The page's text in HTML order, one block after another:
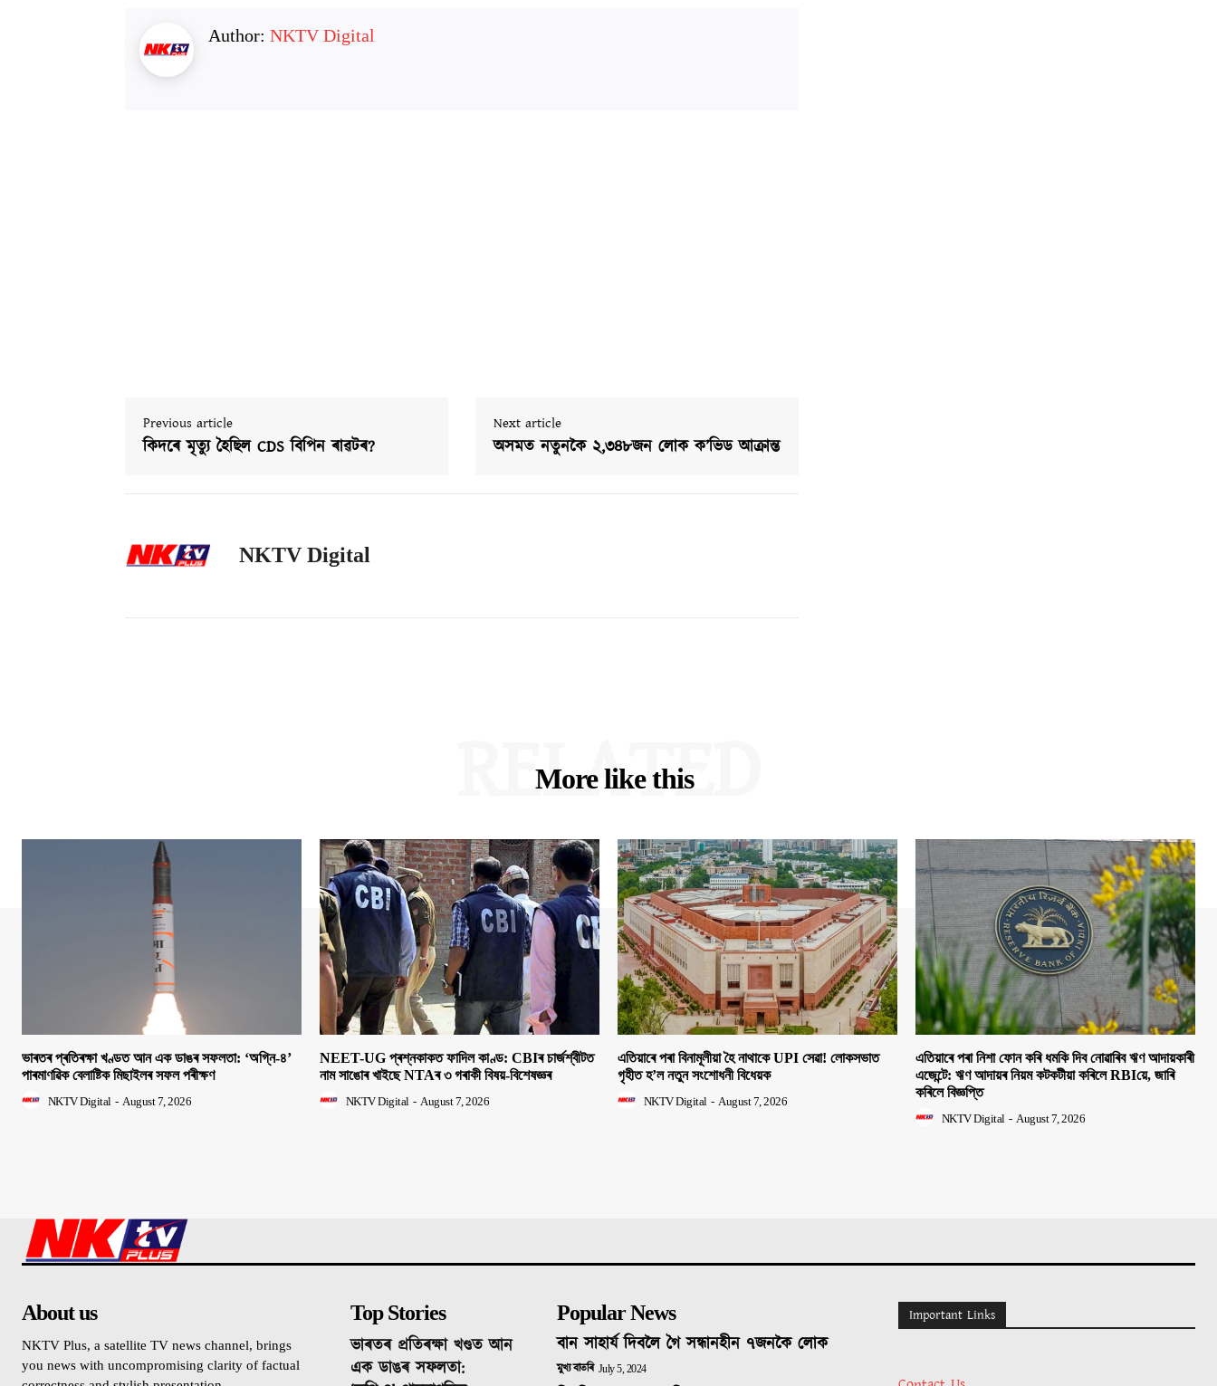
Author: NKTV Digital
Previous article
কিদৰে মৃত্যু হৈছিল CDS বিপিন ৰাৱটৰ?
Next article
অসমত নতুনকৈ ২,৩৪৮জন লোক ক’ভিড আক্ৰান্ত
NKTV Digital
More like this
RELATED
ভাৰতৰ প্ৰতিৰক্ষা খণ্ডত আন এক ডাঙৰ সফলতা: ‘অগ্নি-৪’
পাৰমাণৱিক বেলাষ্টিক মিছাইলৰ সফল পৰীক্ষণ
NKTV Digital - August 7, 2026
NEET-UG প্ৰশ্নকাকত ফাদিল কাণ্ড: CBIৰ চাৰ্জশ্বীটত
নাম সাঙোৰ খাইছে NTAৰ ৩ গৰাকী বিষয়-বিশেষজ্ঞৰ
NKTV Digital - August 7, 2026
এতিয়াৰে পৰা বিনামূলীয়া হৈ নাথাকে UPI সেৱা! লোকসভাত
গৃহীত হ’ল নতুন সংশোধনী বিধেয়ক
NKTV Digital - August 7, 2026
এতিয়াৰে পৰা নিশা ফোন কৰি ধমকি দিব নোৱাৰিব ঋণ আদায়কাৰী
এজেন্টে: ঋণ আদায়ৰ নিয়ম কটকটীয়া কৰিলে RBIয়ে, জাৰি
কৰিলে বিজ্ঞপ্তি
NKTV Digital - August 7, 2026
About us
NKTV Plus, a satellite TV news channel, brings
you news with uncompromising clarity of factual
Top Stories
ভাৰতৰ প্ৰতিৰক্ষা খণ্ডত আন
এক ডাঙৰ সফলতা:
Popular News
বান সাহাৰ্য দিবলৈ গৈ সন্ধানহীন ৭জনকৈ লোক
মুখ্য বাতৰি July 5, 2024
Important Links